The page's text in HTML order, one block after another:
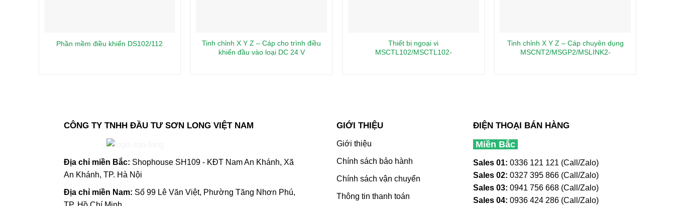
Phần mềm điều khiển DS102/112
Tinh chỉnh X Y Z – Cáp cho trình điều
khiển đầu vào loại DC 24 V
Thiết bị ngoại vi
MSCTL102/MSCTL102-
Tinh chỉnh X Y Z – Cáp chuyên dụng
MSCNT2/MSGP2/MSLINK2-
CÔNG TY TNHH ĐẦU TƯ SƠN LONG VIỆT NAM
Địa chỉ miền Bắc: Shophouse SH109 - KĐT Nam An Khánh, Xã
An Khánh, TP. Hà Nội
Địa chỉ miền Nam: Số 99 Lê Văn Việt, Phường Tăng Nhơn Phú,
GIỚI THIỆU
Giới thiệu
Chính sách bảo hành
Chính sách vận chuyển
Thông tin thanh toán
ĐIỆN THOẠI BÁN HÀNG
Miền Bắc
Sales 01: 0336 121 121 (Call/Zalo)
Sales 02: 0327 395 866 (Call/Zalo)
Sales 03: 0941 756 668 (Call/Zalo)
Sales 04: 0936 424 286 (Call/Zalo)